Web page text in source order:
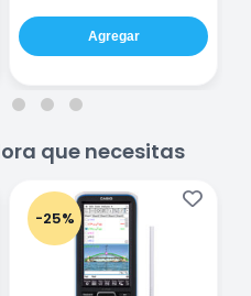
Agregar
que necesitas
-25%